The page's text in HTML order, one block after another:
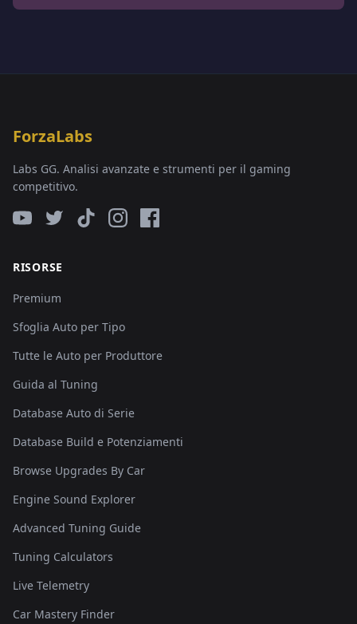
ForzaLabs
Labs GG. Analisi avanzate e strumenti per il gaming
competitivo.
RISORSE
Premium
Sfoglia Auto per Tipo
Tutte le Auto per Produttore
Guida al Tuning
Database Auto di Serie
Database Build e Potenziamenti
Browse Upgrades By Car
Engine Sound Explorer
Advanced Tuning Guide
Tuning Calculators
Live Telemetry
Car Mastery Finder